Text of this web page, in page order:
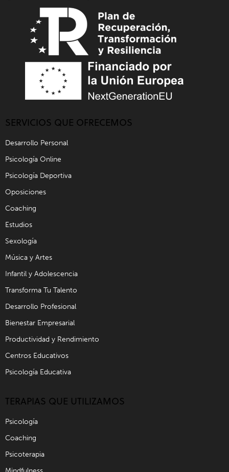
SERVICIOS QUE OFRECEMOS
Desarrollo Personal
Psicología Online
Psicología Deportiva
Oposiciones
Coaching
Estudios
Sexología
Música y Artes
Infantil y Adolescencia
Transforma Tu Talento
Desarrollo Profesional
Bienestar Empresarial
Productividad y Rendimiento
Centros Educativos
Psicología Educativa
TERAPIAS QUE UTILIZAMOS
Psicología
Coaching
Psicoterapia